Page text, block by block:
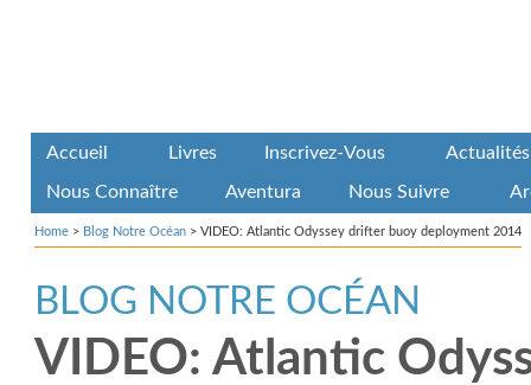
Accueil Livres Inscrivez-Vous Actualités
Nous Connaître Aventura Nous Suivre
Home > Blog Notre Océan > VIDEO: Atlantic Odyssey drifter buoy deployment 2014
BLOG NOTRE OCÉAN
VIDEO: Atlantic